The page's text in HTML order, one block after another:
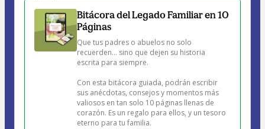
Bitácora del Legado Familiar en 10
Páginas
Que tus padres o abuelos no solo
recuerden… sino que dejen su historia
escrita para siempre.
Con esta bitácora guiada, podrán escribir
sus anécdotas, consejos y momentos más
valiosos en tan solo 10 páginas llenas de
corazón. Es un regalo para ellos, y un tesoro
eterno para tu familia.